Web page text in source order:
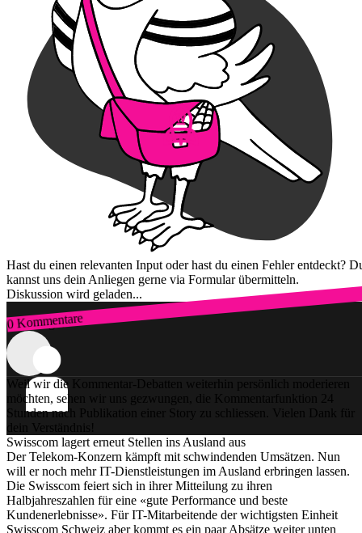
Hast du einen relevanten Input oder hast du einen Fehler entdeckt?
kannst uns dein Anliegen gerne via Formular übermitteln.
Diskussion wird geladen...
0 Kommentare
Zum Login
Weil wir die Kommentar-Debatten weiterhin persönlich moderieren
möchten, sehen wir uns gezwungen, die Kommentarfunktion 24
Stunden nach Publikation einer Story zu schliessen. Vielen Dank für
dein Verständnis!
Swisscom lagert erneut Stellen ins Ausland aus
Der Telekom-Konzern kämpft mit schwindenden Umsätzen. Nun
will er noch mehr IT-Dienstleistungen im Ausland erbringen lassen.
Die Swisscom feiert sich in ihrer Mitteilung zu ihren
Halbjahreszahlen für eine «gute Performance und beste
Kundenerlebnisse». Für IT-Mitarbeitende der wichtigsten Einheit
Swisscom Schweiz aber kommt es ein paar Absätze weiter unten